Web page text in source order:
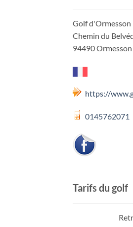
Golf d'Ormesson
Chemin du
94490
https://
0145762071
Tarifs du golf